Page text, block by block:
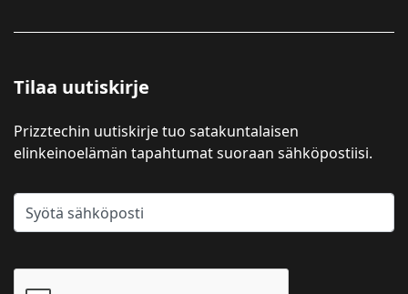
Tilaa uutiskirje
Prizztechin uutiskirje tuo satakuntalaisen
elinkeinoelämän tapahtumat suoraan sähköpostiisi.